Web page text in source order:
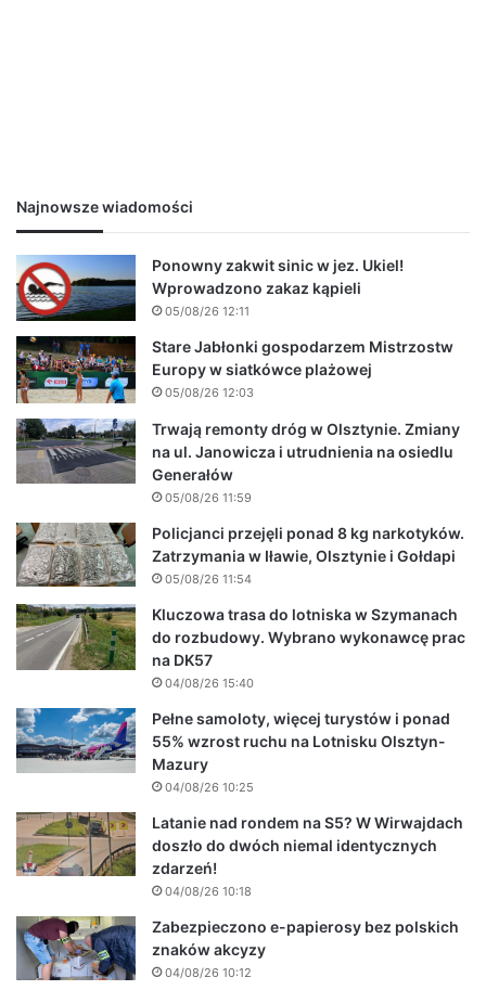
Najnowsze wiadomości
Ponowny zakwit sinic w jez. Ukiel!
Wprowadzono zakaz kąpieli
05/08/26 12:11
Stare Jabłonki gospodarzem Mistrzostw
Europy w siatkówce plażowej
05/08/26 12:03
Trwają remonty dróg w Olsztynie. Zmiany
na ul. Janowicza i utrudnienia na osiedlu
Generałów
05/08/26 11:59
Policjanci przejęli ponad 8 kg narkotyków.
Zatrzymania w Iławie, Olsztynie i Gołdapi
05/08/26 11:54
Kluczowa trasa do lotniska w Szymanach
do rozbudowy. Wybrano wykonawcę prac
na DK57
04/08/26 15:40
Pełne samoloty, więcej turystów i ponad
55% wzrost ruchu na Lotnisku Olsztyn-
Mazury
04/08/26 10:25
Latanie nad rondem na S5? W Wirwajdach
doszło do dwóch niemal identycznych
zdarzeń!
04/08/26 10:18
Zabezpieczono e-papierosy bez polskich
znaków akcyzy
04/08/26 10:12